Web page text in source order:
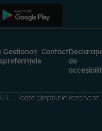
Gestionați
preferințele
Contact
de
Toate drepturile rezervate